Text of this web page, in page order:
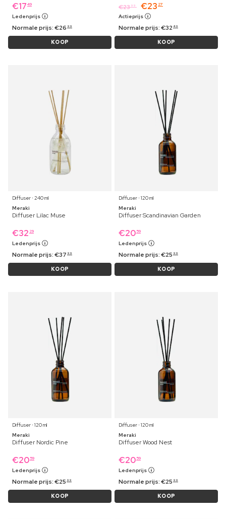
€17 49
Ledenprijs
Normale prijs:€26 99
KOOP
€23 99 €23 27
Actieprijs
Normale prijs:€32 49
KOOP
Diffuser ⋅ 240 ml
Meraki
Diffuser Lilac Muse
€32 29
Ledenprijs
Normale prijs:€37 99
KOOP
Diffuser ⋅ 120 ml
Meraki
Diffuser Scandinavian Garden
€20 59
Ledenprijs
Normale prijs:€25 99
KOOP
Diffuser ⋅ 120 ml
Meraki
Diffuser Nordic Pine
€20 59
Ledenprijs
Normale prijs:€25 99
KOOP
Diffuser ⋅ 120 ml
Meraki
Diffuser Wood Nest
€20 59
Ledenprijs
Normale prijs:€25 99
KOOP